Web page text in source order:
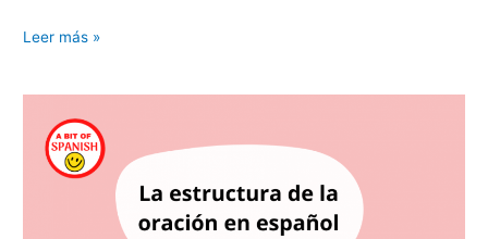
Mi
mañana
Leer más »